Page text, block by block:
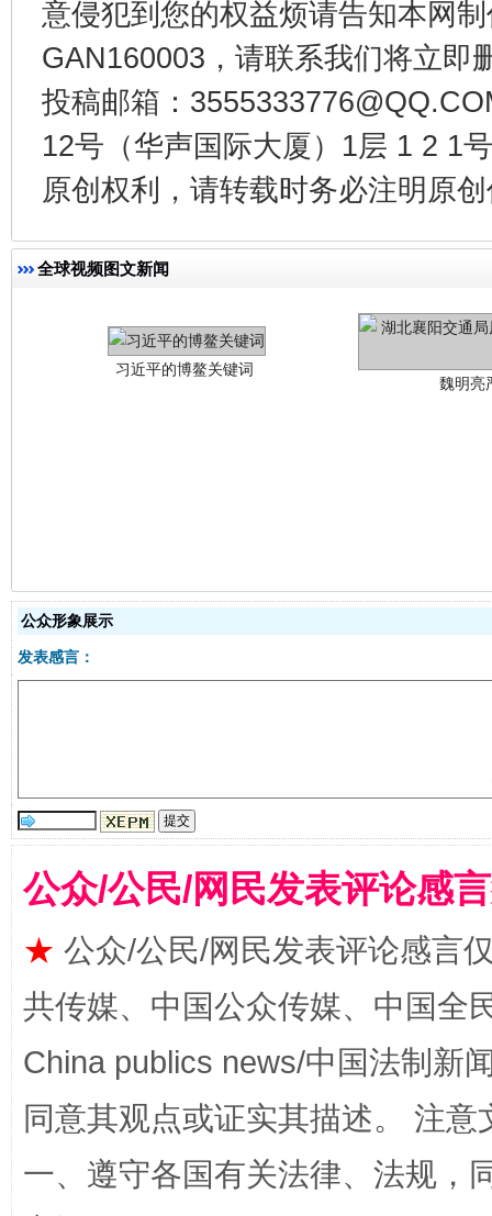
意侵犯到您的权益烦请告知本网
GAN160003，请联系我们将立即
投稿邮箱：
12号（华声国际大厦）1层 1 2 1
原创权利，请转载时务必注明原
全球视频图文新闻
习近平的博鳌关键词
公众形象展示
发表感言：
公众/公民/网民发表评论感
★ 公众/公民/网民发表评论感言
共传媒、中国公众传媒、中国全
China publics news/中国法制新
同意其观点或证实其描述。 注
一、遵守各国有关法律、法规，